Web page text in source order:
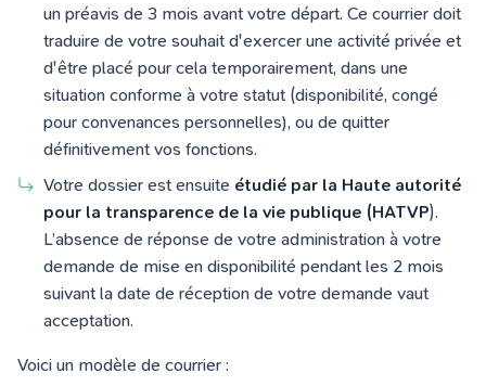
un préavis de 3 mois avant votre départ. Ce courrier doit
traduire de votre souhait d'exercer une activité privée et
d'être placé pour cela temporairement, dans une
situation conforme à votre statut (disponibilité, congé
pour convenances personnelles), ou de quitter
définitivement vos fonctions.
Votre dossier est ensuite étudié par la Haute autorité
pour la transparence de la vie publique (HATVP).
L’absence de réponse de votre administration à votre
demande de mise en disponibilité pendant les 2 mois
suivant la date de réception de votre demande vaut
acceptation.
Voici un modèle de courrier :